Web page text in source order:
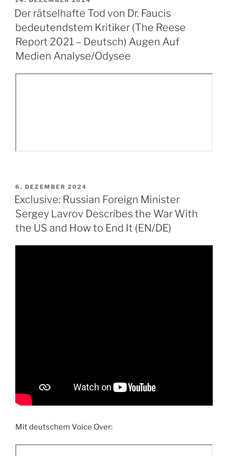
AM
Der rätselhafte Tod von Dr. Faucis
bedeutendstem Kritiker (The Reese
Report 2021 – Deutsch) Augen Auf
Medien Analyse/Odysee
VERÖFFENTLICHT
AM
6. DEZEMBER 2024
Exclusive: Russian Foreign Minister
Sergey Lavrov Describes the War With
the US and How to End It (EN/DE)
Mit deutschem Voice Over: